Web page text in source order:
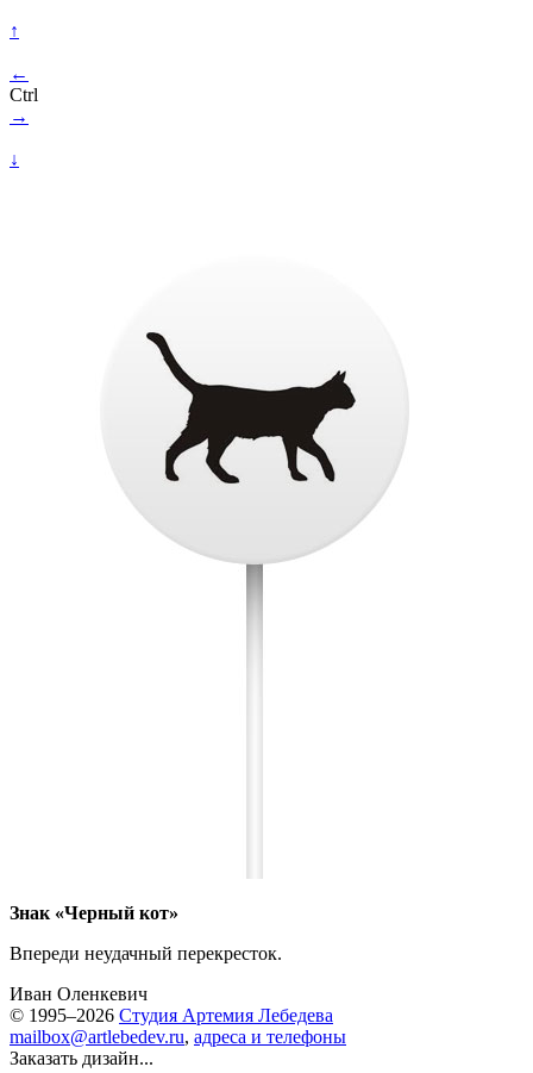
↑
←
Ctrl
→
↓
Знак «Черный кот»
Впереди неудачный перекресток.
Иван Оленкевич
© 1995–2026 Студия Артемия Лебедева
mailbox@artlebedev.ru, адреса и телефоны
Заказать дизайн...